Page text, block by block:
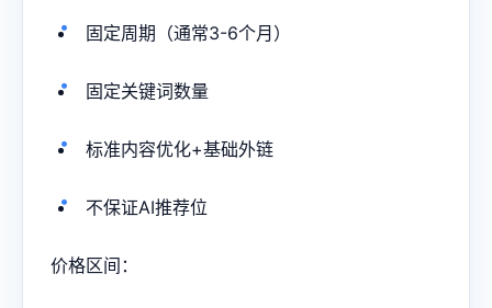
固定周期（通常3-6个月）
固定关键词数量
标准内容优化+基础外链
不保证AI推荐位
价格区间：